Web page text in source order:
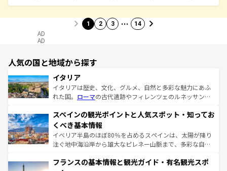
1 2 3 … 14
AD
AD
人気の国と地域から探す
イタリア
イタリアは歴史、文化、グルメ、自然と多彩な魅力にあふ
れた国。 ローマの古代遺跡やフィレンツェのルネッサンス
ろん、トスカーナの美しい田園風景やアマルフィ海岸の絶
景など、自然景観も見逃せない。観光の合間には、本場の
ピザやパスタなど、絶品のイタリア料理を堪能することも
できる。朝目覚めてから夜眠るまで、すべての瞬間を楽し
なお、新着のイタリア情報はコンテンツ一覧を参照してほ
しい。
スペインの観光ポイントと人気スポット・知ってお
くべき基本情報
イベリア半島のほぼ80％を占めるスペインは、太陽が降り
注ぐ地中海沿岸から雄大なピレネー山脈まで、多彩な自然
文化が根付くこの国では、情熱的なフラメンコ、熱気あふ
フランスの基本情報と観光ガイド・有名観光スポ